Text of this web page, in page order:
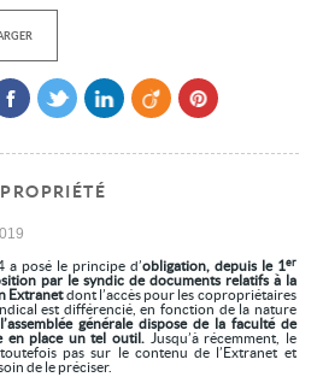
a posé le principe d’obligation, depuis le 1er
par le syndic de documents relatifs à la
Extranetdont l’accès pour les copropriétaires
est différencié, en fonction de la nature
générale dispose de la faculté de
en place un tel outil.Jusqu’à récemment, le
pas sur le contenu de l’Extranet et
de le préciser.